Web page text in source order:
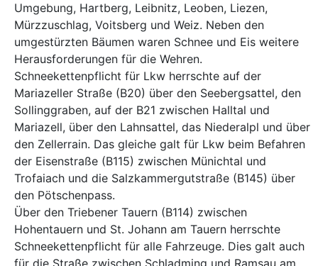
Umgebung, Hartberg, Leibnitz, Leoben, Liezen,
Mürzzuschlag, Voitsberg und Weiz. Neben den
umgestürzten Bäumen waren Schnee und Eis weitere
Herausforderungen für die Wehren.
Schneekettenpflicht für Lkw herrschte auf der
Mariazeller Straße (B20) über den Seebergsattel, den
Sollinggraben, auf der B21 zwischen Halltal und
Mariazell, über den Lahnsattel, das Niederalpl und über
den Zellerrain. Das gleiche galt für Lkw beim Befahren
der Eisenstraße (B115) zwischen Münichtal und
Trofaiach und die Salzkammergutstraße (B145) über
den Pötschenpass.
Über den Triebener Tauern (B114) zwischen
Hohentauern und St. Johann am Tauern herrschte
Schneekettenpflicht für alle Fahrzeuge. Dies galt auch
für die Straße zwischen Schladming und Ramsau am